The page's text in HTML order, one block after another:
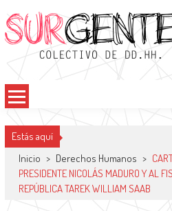
Estás aquí
Inicio > Derechos Humanos >
PRESIDENTE NICOLÁS MADURO Y AL
REPÚBLICA TAREK WILLIAM SAAB